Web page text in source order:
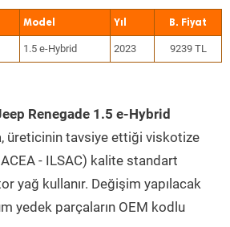
Model Yıl
1.5 e-Hybrid 2023 9239 TL
Renegade 1.5 e-Hybrid
üreticinin tavsiye ettiği viskotize
- ILSAC) kalite standart
yağ kullanır. Değişim yapılacak
yedek parçaların OEM kodlu